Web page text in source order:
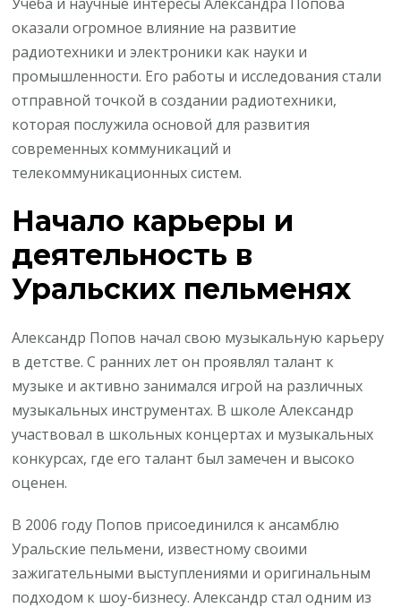
оказали огромное влияние на развитие
радиотехники и электроники как науки и
промышленности. Его работы и исследования стали
отправной точкой в создании радиотехники,
которая послужила основой для развития
современных коммуникаций и
телекоммуникационных систем.
Начало карьеры и
деятельность в
Уральских пельменях
Александр Попов начал свою музыкальную карьеру
в детстве. С ранних лет он проявлял талант к
музыке и активно занимался игрой на различных
музыкальных инструментах. В школе Александр
участвовал в школьных концертах и музыкальных
конкурсах, где его талант был замечен и высоко
оценен.
В 2006 году Попов присоединился к ансамблю
Уральские пельмени, известному своими
зажигательными выступлениями и оригинальным
подходом к шоу-бизнесу. Александр стал одним из